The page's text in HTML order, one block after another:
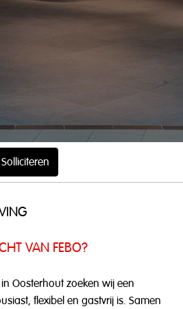
Solliciteren
VAN FEBO?
Oosterhout zoeken wij een
flexibel en gastvrij is. Samen